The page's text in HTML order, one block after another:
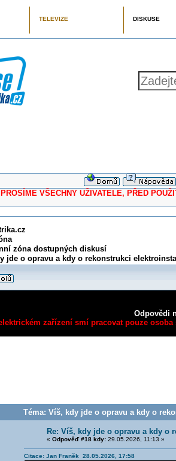
TELEVIZE DISKUSE
VŠECHNY UŽIVATELE, PŘED
zóna dostupných diskusí
jde o opravu a kdy o rekonstrukci
Odpovědi
zařízení smí pracovat pouze
Téma: Víš, kdy jde o opravu a kdy o
Re: Víš, kdy jde o opravu a kdy o
« Odpověď #18 kdy:29.05.2026, 11:13 »
Citace: Jan Franěk 28.05.2026, 17:58